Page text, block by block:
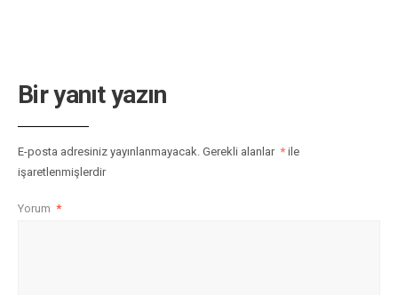
Bir yanıt yazın
E-posta adresiniz yayınlanmayacak. Gerekli alanlar * ile
işaretlenmişlerdir
Yorum *